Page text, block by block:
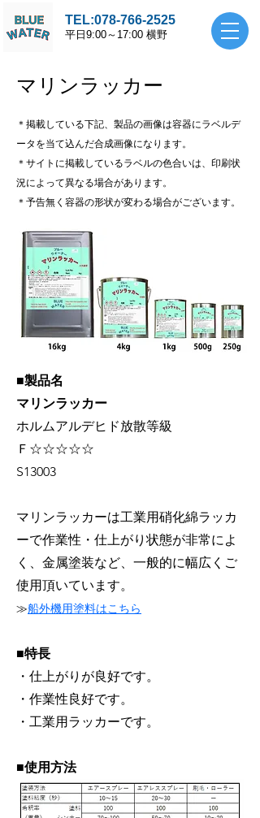
TEL:078-766-2525
平 日9:00～17:00 横野
マリンラッカー
＊掲載している下記、製品の画像は容器にラベルデ
ータを当て込んだ合成画像になります。
＊サイトに掲載しているラベルの色合いは、印刷状
況によって異なる場合があります。
＊予告無く容器の形状が変わる場合がございます。
■製品名
マリンラッカー
ホルムアルデヒド放散等級
Ｆ☆☆☆☆☆
S13003
​マリンラッカーは工業用硝化綿ラッカ
ーで作業性・仕上がり状態が非常によ
く、金属塗装など、一般的に幅広くご
使用頂いています。
≫船外機用塗料はこちら
■特長
・仕上がりが良好です。
・作業性良好です。
・工業用ラッカーです。
■使用方法